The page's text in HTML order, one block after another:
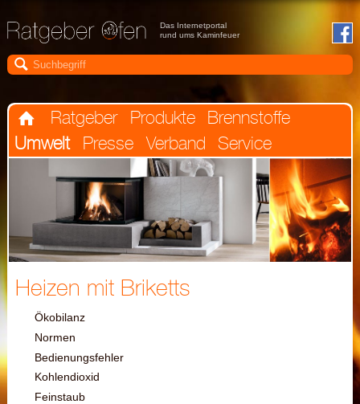
Das Internetportal
rund ums Kaminfeuer

 Ratgeber Produkte
Brennstoffe
Umwelt
Presse Verband Service
Heizen mit Briketts
Ökobilanz
Normen
Bedienungsfehler
Kohlendioxid
Feinstaub